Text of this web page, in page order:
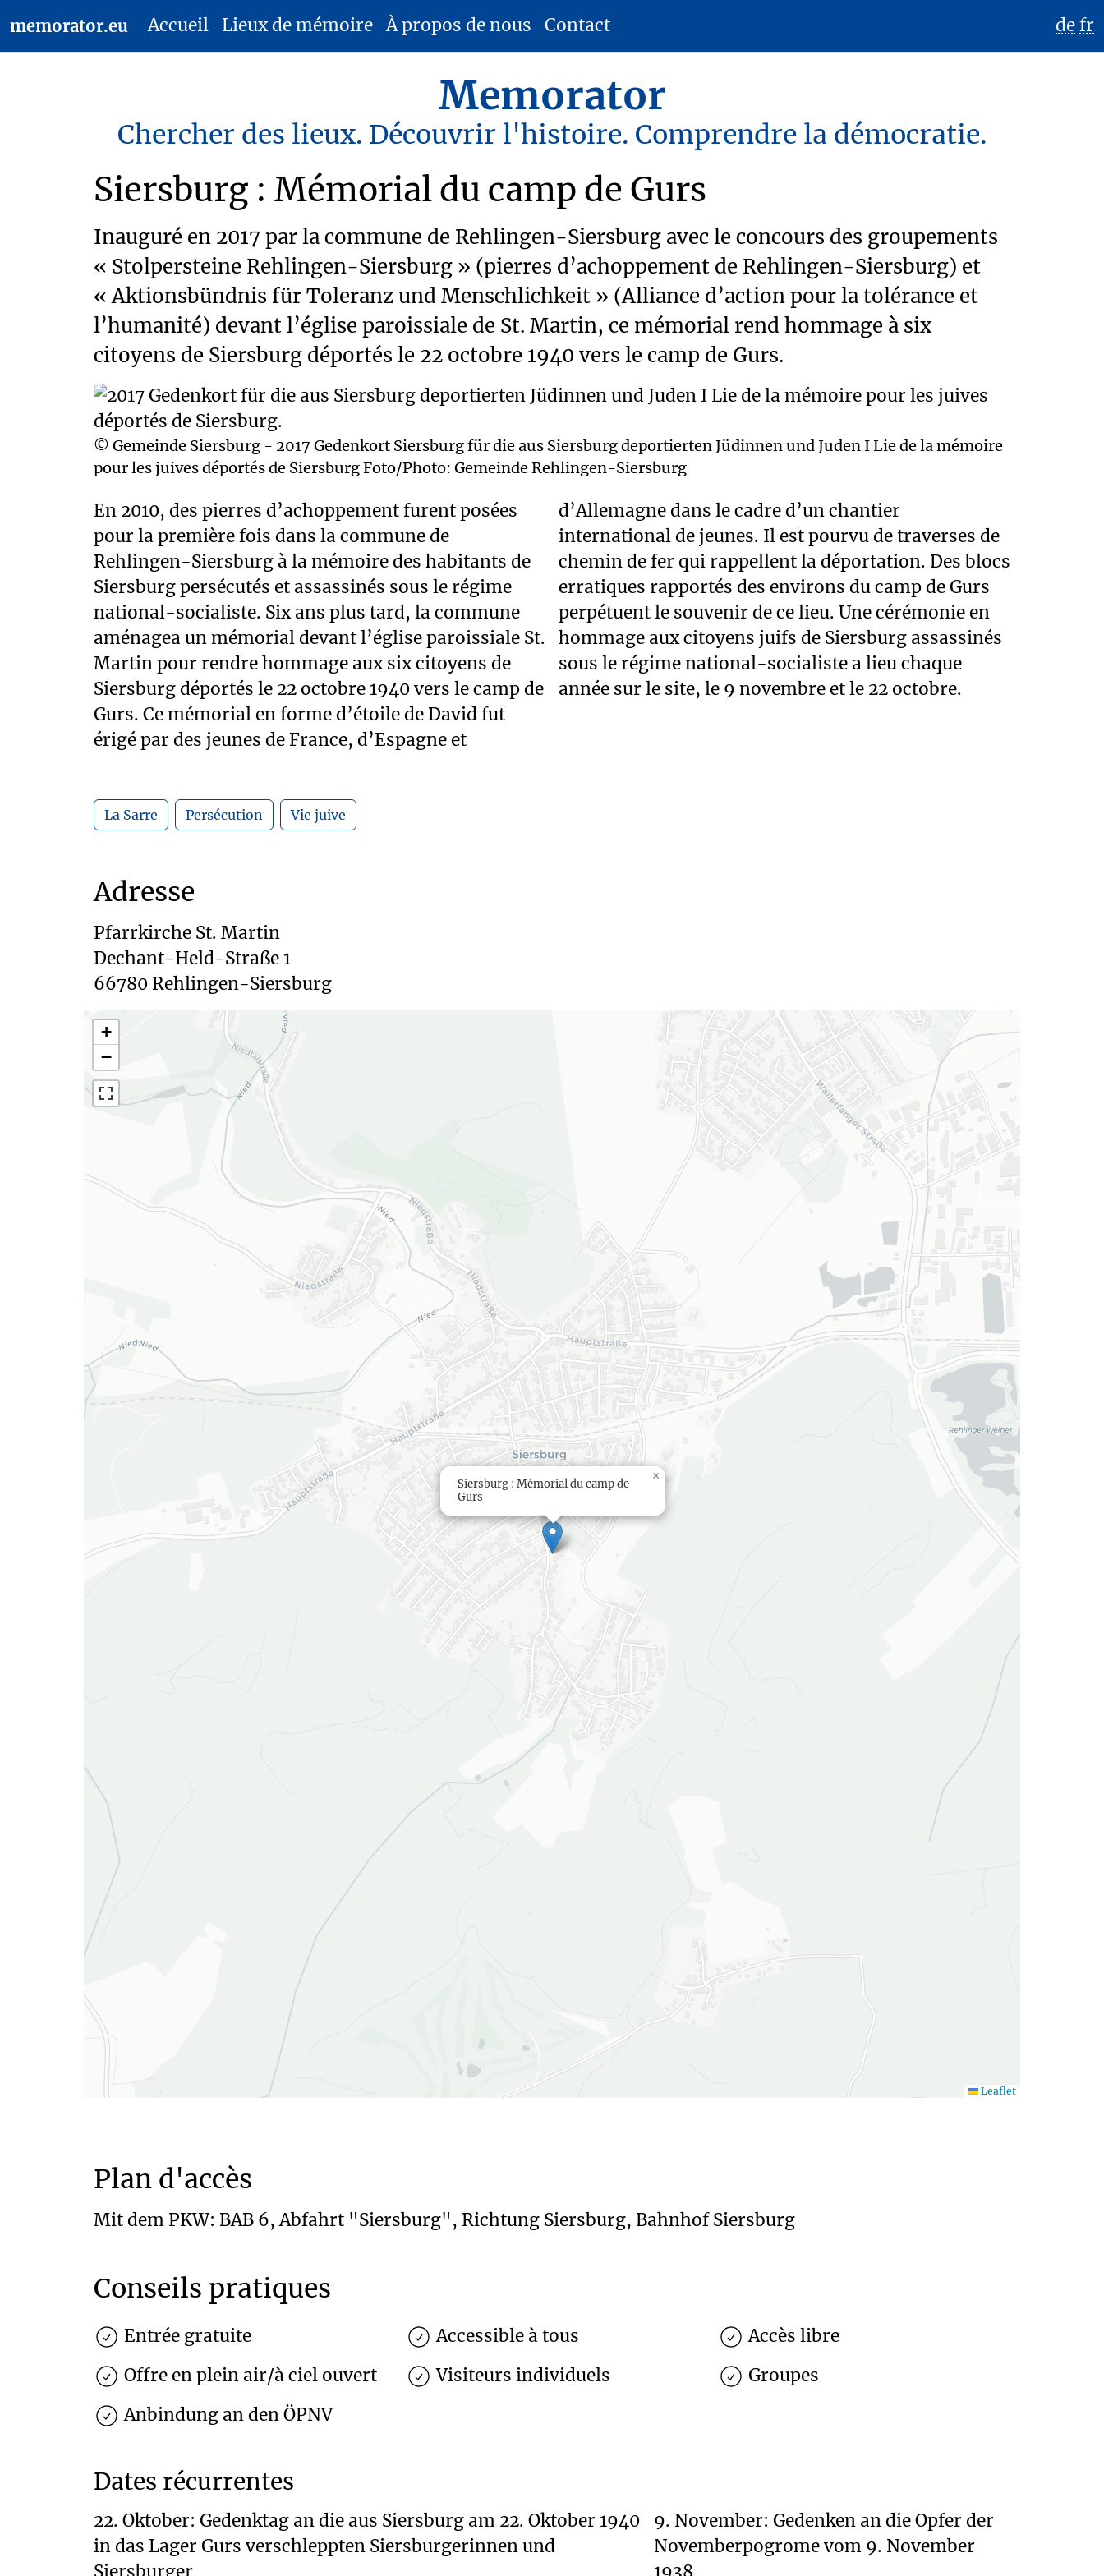
memorator.eu Accueil Lieux de mémoire À propos de nous Contact defr
Memorator
Chercher des lieux. Découvrir l'histoire. Comprendre la démocratie.
Siersburg : Mémorial du camp de Gurs
Inauguré en 2017 par la commune de Rehlingen-Siersburg avec le concours des groupements
« Stolpersteine Rehlingen-Siersburg » (pierres d’achoppement de Rehlingen-Siersburg) et
« Aktionsbündnis für Toleranz und Menschlichkeit » (Alliance d’action pour la tolérance et
l’humanité) devant l’église paroissiale de St. Martin, ce mémorial rend hommage à six
citoyens de Siersburg déportés le 22 octobre 1940 vers le camp de Gurs.
© Gemeinde Siersburg - 2017 Gedenkort Siersburg für die aus Siersburg deportierten Jüdinnen und Juden I Lie de la mémoire
pour les juives déportés de Siersburg Foto/Photo: Gemeinde Rehlingen-Siersburg
En 2010, des pierres d’achoppement furent posées
pour la première fois dans la commune de
Rehlingen-Siersburg à la mémoire des habitants de
Siersburg persécutés et assassinés sous le régime
national-socialiste. Six ans plus tard, la commune
aménagea un mémorial devant l’église paroissiale St.
Martin pour rendre hommage aux six citoyens de
Siersburg déportés le 22 octobre 1940 vers le camp de
Gurs. Ce mémorial en forme d’étoile de David fut
érigé par des jeunes de France, d’Espagne et
d’Allemagne dans le cadre d’un chantier
international de jeunes. Il est pourvu de traverses de
chemin de fer qui rappellent la déportation. Des blocs
erratiques rapportés des environs du camp de Gurs
perpétuent le souvenir de ce lieu. Une cérémonie en
hommage aux citoyens juifs de Siersburg assassinés
sous le régime national-socialiste a lieu chaque
année sur le site, le 9 novembre et le 22 octobre.
La Sarre Persécution Vie juive
Adresse
Pfarrkirche St. Martin
Dechant-Held-Straße 1
Siersburg : Mémorial du camp de
Gurs
×
+
−
Leaflet
Plan d'accès
Mit dem PKW: BAB 6, Abfahrt "Siersburg", Richtung Siersburg, Bahnhof Siersburg
Conseils pratiques
Entrée gratuite Accessible à tous
Accès libre
Offre en plein air/à ciel ouvert
Visiteurs individuels
Groupes
Anbindung an den ÖPNV
Dates récurrentes
22. Oktober: Gedenktag an die aus Siersburg am 22. Oktober 1940
in das Lager Gurs verschleppten Siersburgerinnen und
9. November: Gedenken an die Opfer der
Novemberpogrome vom 9. November